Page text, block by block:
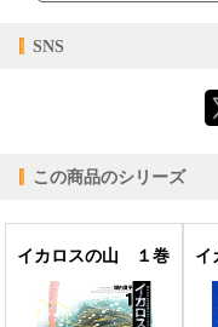
【対応デバイス】
【PC版ConTenDoビューア】
【モバイルビューア】
SNS
この商品のシリーズ
イカロスの山 １巻 イ